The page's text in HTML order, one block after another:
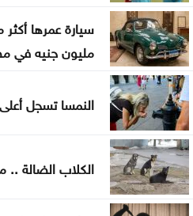
القطاع المالي
بغداد والرياض تبحثان
المنطقة
واشنطن: اتفاق مرتقب
الساعات المقبلة
مُسيرة أوكرانية تستهدف
شخصين في القرم
مليون جنيه في
النمسا تسجل
الكلاب الضالة